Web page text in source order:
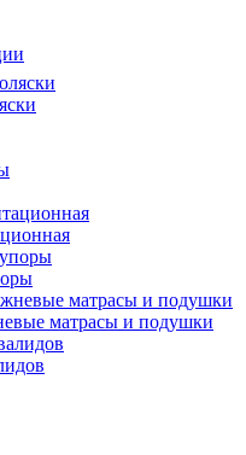
матрасы и подушки